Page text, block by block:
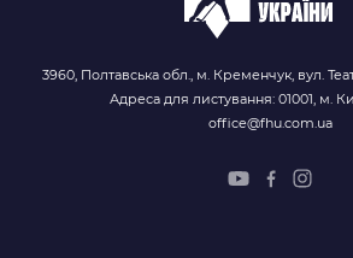
3960, Полтавська обл., м. Кременчук, вул.
Адреса для листування: 01001, м.
office@fhu.com.ua